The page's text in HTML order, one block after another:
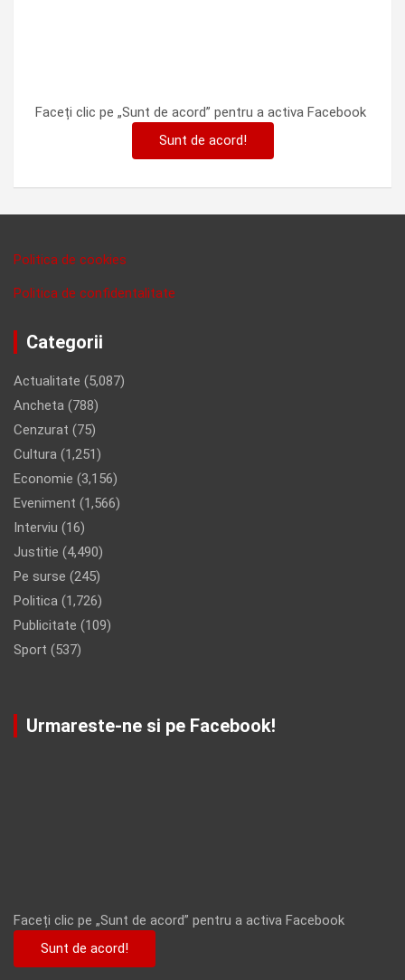
Faceți clic pe „Sunt de acord” pentru a activa Facebook
Sunt de acord!
Politica de cookies
Politica de confidentalitate
Categorii
Actualitate (5,087)
Ancheta (788)
Cenzurat (75)
Cultura (1,251)
Economie (3,156)
Eveniment (1,566)
Interviu (16)
Justitie (4,490)
Pe surse (245)
Politica (1,726)
Publicitate (109)
Sport (537)
Urmareste-ne si pe Facebook!
Faceți clic pe „Sunt de acord” pentru a activa Facebook
Sunt de acord!